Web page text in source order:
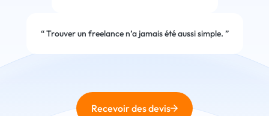
“Trouver un freelance n’a jamais été aussi simple. ”
Recevoir des devis